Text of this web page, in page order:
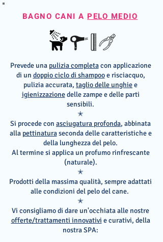
BAGNO CANI A PELO MEDIO
Prevede una pulizia completacon applicazione
di un doppio ciclo di shampooe risciacquo,
pulizia accurata, taglio delle unghiee
igienizzazionedelle zampe e delle parti
sensibili.
✭
Si procede con asciugatura profonda, abbinata
alla pettinaturaseconda delle caratteristiche e
della lunghezza del pelo.
Al termine si applica un profumo rinfrescante
(naturale).
✭
Prodotti della massima qualità, sempre adattati
alle condizioni del pelo del cane.
✭
Vi consigliamo di dare un'occhiata alle nostre
offerte/trattamenti innovativi e curativi, della
nostra SPA: